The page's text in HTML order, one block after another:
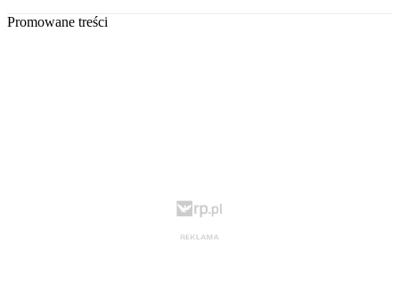
Promowane treści